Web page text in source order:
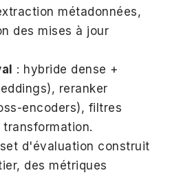
métadonnées,
des mises à jour
: hybride dense +
reranker
encoders), filtres
d'évaluation construit
des métriques